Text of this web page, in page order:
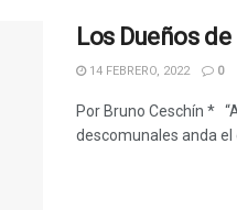
Los Dueños
14 FEBRERO, 2022 0
Por Bruno Ceschín *
descomunales anda el